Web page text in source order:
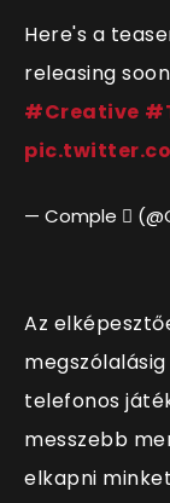
Here's a
releasing
#Creative
— Comple 
Az
telefonos
messzebb
elkapni